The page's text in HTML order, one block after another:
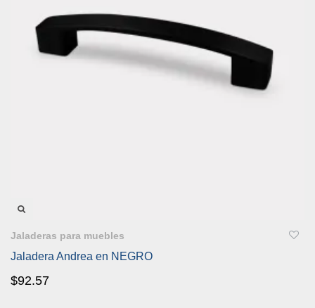
Jaladeras para muebles
Jaladera Andrea en NEGRO
$92.57